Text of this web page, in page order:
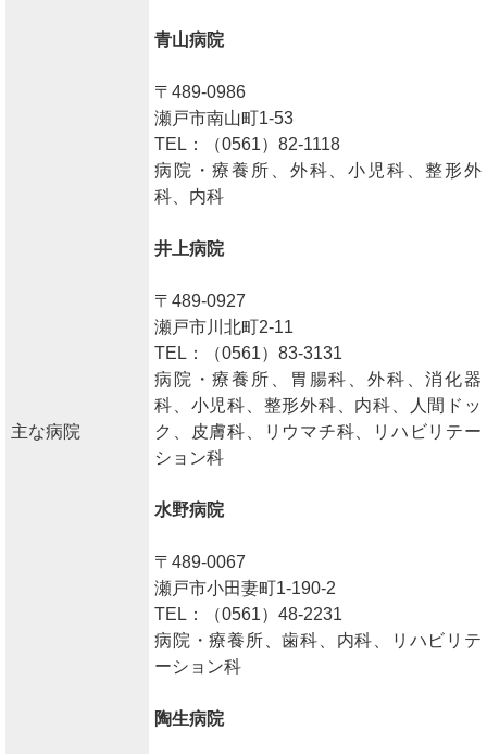
主な病院
青山病院
〒489-0986
瀬戸市南山町1-53
TEL：（0561）82-1118
病院・療養所、外科、小児科、整形外
科、内科
井上病院
〒489-0927
瀬戸市川北町2-11
TEL：（0561）83-3131
病院・療養所、胃腸科、外科、消化器
科、小児科、整形外科、内科、人間ドッ
ク、皮膚科、リウマチ科、リハビリテー
ション科
水野病院
〒489-0067
瀬戸市小田妻町1-190-2
TEL：（0561）48-2231
病院・療養所、歯科、内科、リハビリテ
ーション科
陶生病院